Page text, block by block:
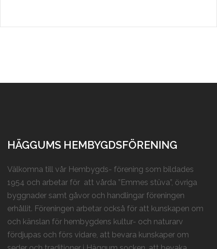
HÄGGUMS HEMBYGDSFÖRENING
Välkomna till vår Hembygds- förening som bildades
1954 och arbetar för att vårda ”Emmes stûva”, övriga
byggnader samt gåvor och handlingar föreningen
erhållit. Föreningen arbetar också för att kunskapen om
och känslan för hembygdens kultur- och naturarv
fördjupas och förs vidare, att bevara kunskaper om